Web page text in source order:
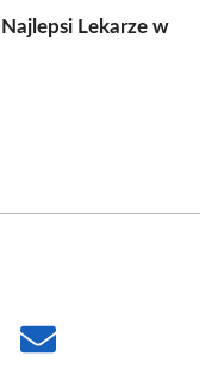
Lekarze w
Share